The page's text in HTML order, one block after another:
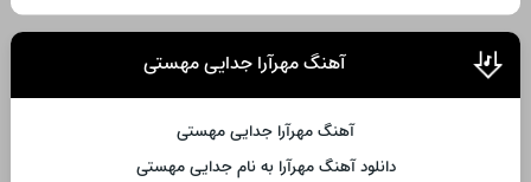
آهنگ مهرآرا جدایی مهستی
آهنگ مهرآرا جدایی مهستی
دانلود آهنگ مهرآرا به نام جدایی مهستی